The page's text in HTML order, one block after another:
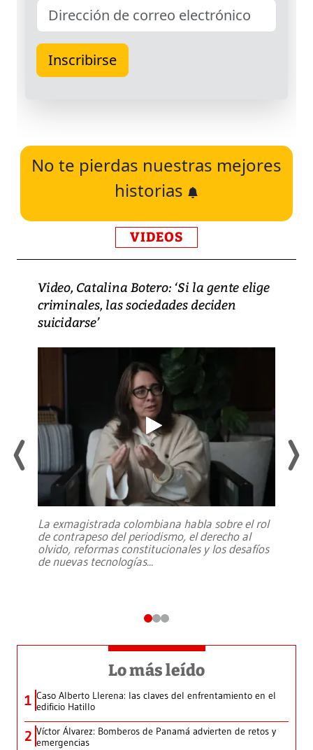
No te pierdas nuestras mejores
historias
VIDEOS
Video, Catalina Botero: ‘Si la gente elige
criminales, las sociedades deciden
suicidarse’
La exmagistrada colombiana habla sobre el rol
de contrapeso del periodismo, el derecho al
olvido, reformas constitucionales y los desafíos
de nuevas tecnologías...
Lo más leído
1 Caso Alberto Llerena: las claves del enfrentamiento en el
edificio Hatillo
2 Víctor Álvarez: Bomberos de Panamá advierten de retos y
emergencias